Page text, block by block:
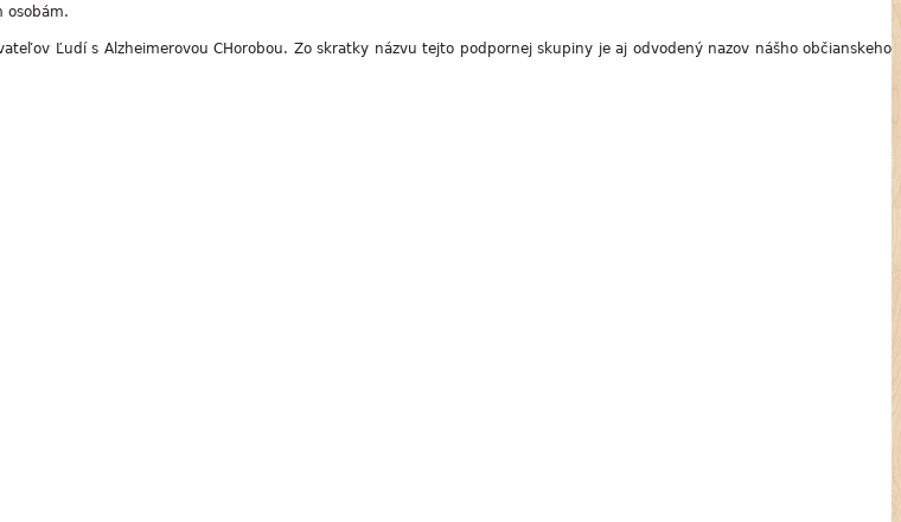
osobám.
Ľudí s Alzheimerovou CHorobou. Zo skratky názvu tejto podpornej skupiny je aj odvodený nazov nášho občianskeho